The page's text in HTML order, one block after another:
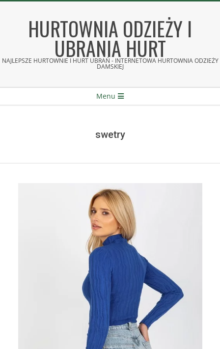
HURTOWNIA ODZIEŻY I
UBRANIA HURT
NAJLEPSZE HURTOWNIE I HURT UBRAŃ - INTERNETOWA HURTOWNIA ODZIEŻY
DAMSKIEJ
Menu
swetry